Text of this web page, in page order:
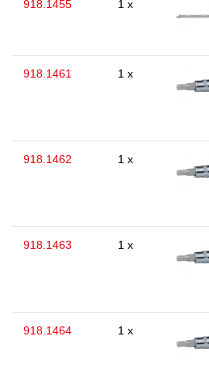
918.1455 1 x
918.1461 1 x
918.1462 1 x
918.1463 1 x
918.1464 1 x